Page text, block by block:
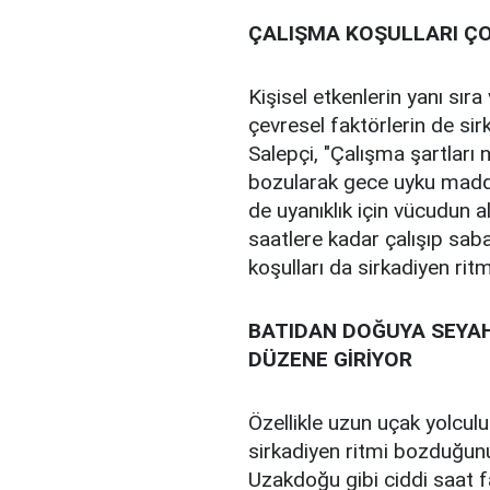
ÇALIŞMA KOŞULLARI
Kişisel etkenlerin yanı
çevresel faktörlerin de
Salepçi, "Çalışma
bozularak gece uyku
de uyanıklık için vücudun
saatlere kadar çalışıp
koşulları da sirkadiyen
BATIDAN DOĞUYA
DÜZENE GİRİYOR
Özellikle uzun uçak
sirkadiyen ritmi
Uzakdoğu gibi ciddi saat